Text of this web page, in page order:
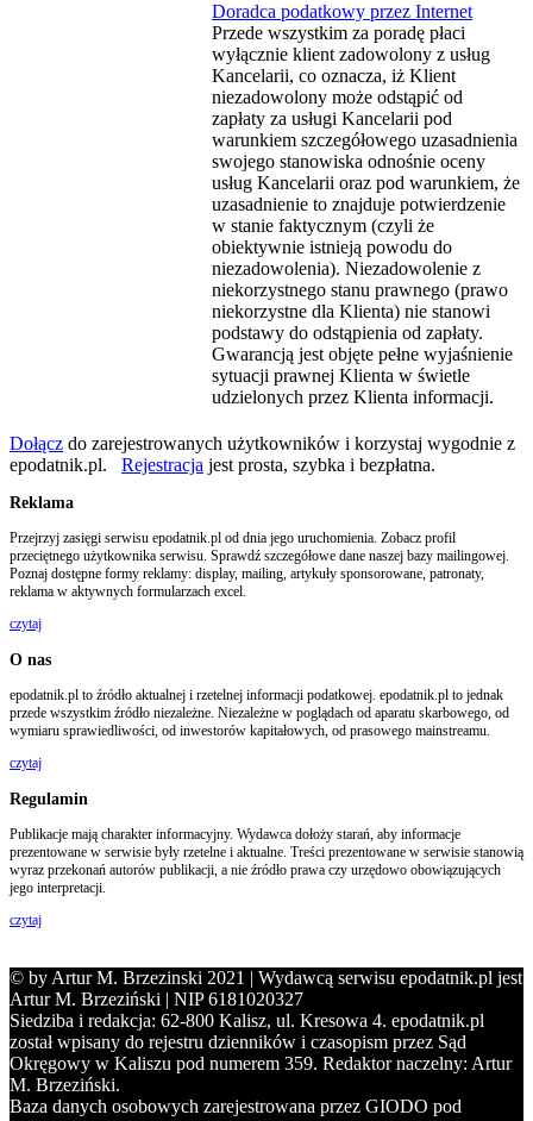
Doradca podatkowy przez Internet
Przede wszystkim za poradę płaci
wyłącznie klient zadowolony z usług
Kancelarii, co oznacza, iż Klient
niezadowolony może odstąpić od
zapłaty za usługi Kancelarii pod
warunkiem szczegółowego uzasadnienia
swojego stanowiska odnośnie oceny
usług Kancelarii oraz pod warunkiem, że
uzasadnienie to znajduje potwierdzenie
w stanie faktycznym (czyli że
obiektywnie istnieją powodu do
niezadowolenia). Niezadowolenie z
niekorzystnego stanu prawnego (prawo
niekorzystne dla Klienta) nie stanowi
podstawy do odstąpienia od zapłaty.
Gwarancją jest objęte pełne wyjaśnienie
sytuacji prawnej Klienta w świetle
udzielonych przez Klienta informacji.
Dołącz do zarejestrowanych użytkowników i korzystaj wygodnie z
epodatnik.pl. Rejestracja jest prosta, szybka i bezpłatna.
Reklama
Przejrzyj zasięgi serwisu epodatnik.pl od dnia jego uruchomienia. Zobacz profil
przeciętnego użytkownika serwisu. Sprawdź szczegółowe dane naszej bazy mailingowej.
Poznaj dostępne formy reklamy: display, mailing, artykuły sponsorowane, patronaty,
reklama w aktywnych formularzach excel.
czytaj
O nas
epodatnik.pl to źródło aktualnej i rzetelnej informacji podatkowej. epodatnik.pl to jednak
przede wszystkim źródło niezależne. Niezależne w poglądach od aparatu skarbowego, od
wymiaru sprawiedliwości, od inwestorów kapitałowych, od prasowego mainstreamu.
czytaj
Regulamin
Publikacje mają charakter informacyjny. Wydawca dołoży starań, aby informacje
prezentowane w serwisie były rzetelne i aktualne. Treści prezentowane w serwisie stanowią
wyraz przekonań autorów publikacji, a nie źródło prawa czy urzędowo obowiązujących
jego interpretacji.
czytaj
© by Artur M. Brzezinski 2021 | Wydawcą serwisu epodatnik.pl jest
Artur M. Brzeziński | NIP 6181020327
Siedziba i redakcja: 62-800 Kalisz, ul. Kresowa 4. epodatnik.pl
został wpisany do rejestru dzienników i czasopism przez Sąd
Okręgowy w Kaliszu pod numerem 359. Redaktor naczelny: Artur
M. Brzeziński.
Baza danych osobowych zarejestrowana przez GIODO pod